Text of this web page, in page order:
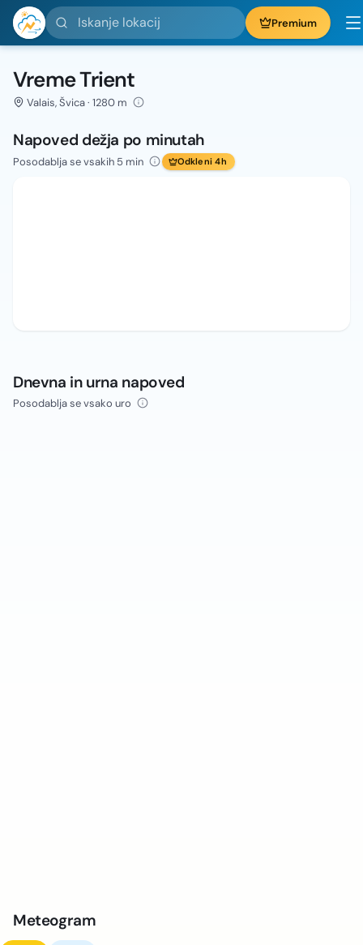
Iskanje lokacij Premium
Vreme Trient
Valais, Švica · 1280 m
Napoved dežja po minutah
Posodablja se vsakih 5 min Odkleni 4h
Dnevna in urna napoved
Posodablja se vsako uro
Meteogram